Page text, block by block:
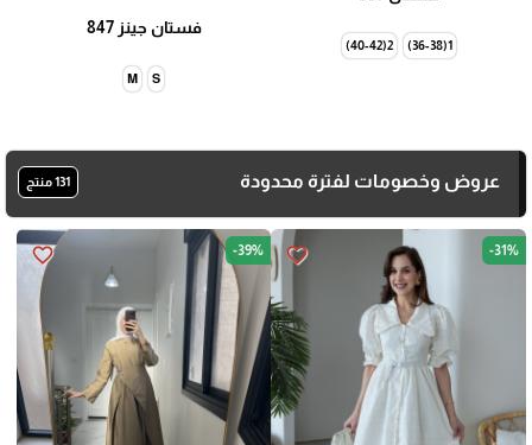
1(36-38)
2(40-42)
فستان جينز 847
S
M
عروض وخصومات لفترة محدودة 131 منتج
favorite_border -31%
favorite_border -39%